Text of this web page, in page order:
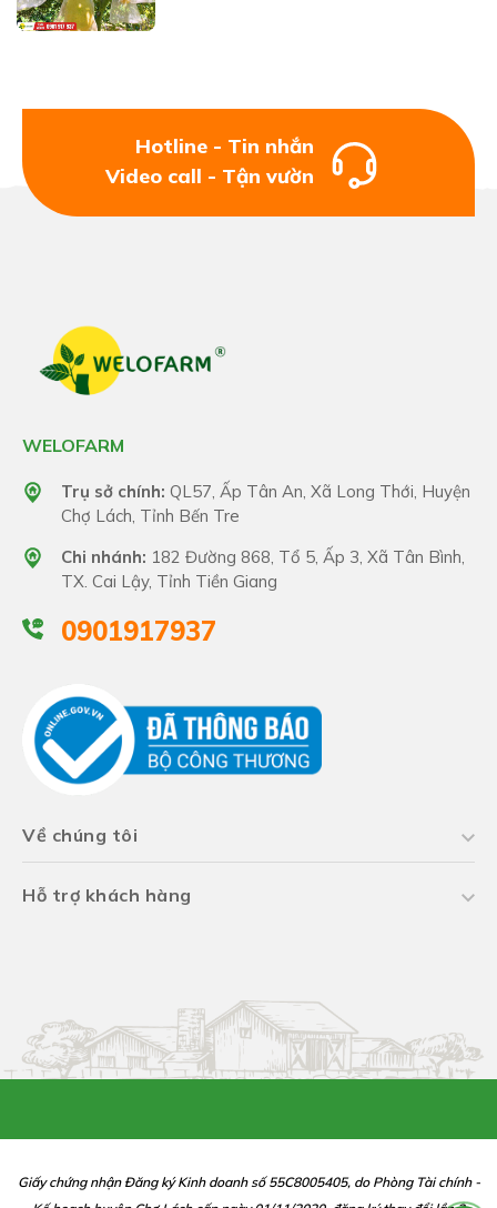
Hotline - Tin nhắn
Video call - Tận vườn
WELOFARM
Trụ sở chính: QL57, Ấp Tân An, Xã Long Thới, Huyện
Chợ Lách, Tỉnh Bến Tre
Chi nhánh: 182 Đường 868, Tổ 5, Ấp 3, Xã Tân Bình,
TX. Cai Lậy, Tỉnh Tiền Giang
0901917937
Về chúng tôi
Hỗ trợ khách hàng
Giấy chứng nhận Đăng ký Kinh doanh số 55C8005405, do Phòng Tài chính -